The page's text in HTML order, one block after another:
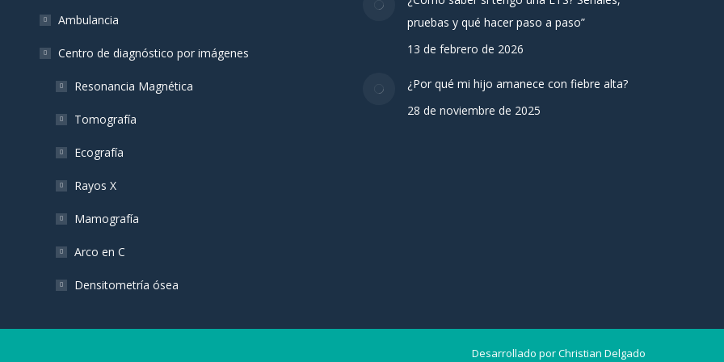
Ambulancia
Centro de diagnóstico por imágenes
Resonancia Magnética
Tomografía
Ecografía
Rayos X
Mamografía
Arco en C
Densitometría ósea
pruebas y qué hacer paso a paso”
13 de febrero de 2026
¿Por qué mi hijo amanece con fiebre alta?
28 de noviembre de 2025
Desarrollado porChristian Delgado